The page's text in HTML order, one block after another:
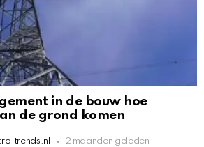
in de bouw hoe
de grond komen
trends.nl 2 maanden geleden